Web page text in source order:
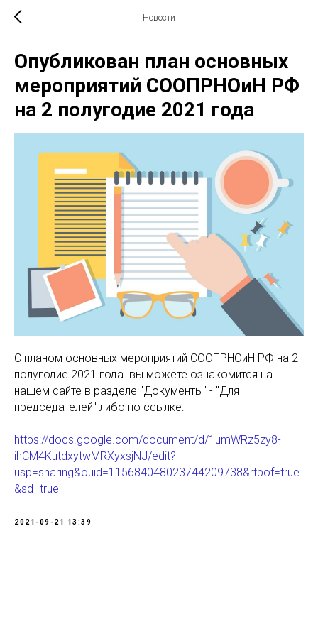
Новости
Опубликован план основных
мероприятий СООПРНОиН РФ
на 2 полугодие 2021 года
С планом основных мероприятий СООПРНОиН РФ на 2
полугодие 2021 года вы можете ознакомится на
нашем сайте в разделе "Документы" - "Для
председателей" либо по ссылке:
https://docs.google.com/document/d/1umWRz5zy8-
ihCM4KutdxytwMRXyxsjNJ/edit?
usp=sharing&ouid=115684048023744209738&rtpof=true
&sd=true
2021-09-21 13:39